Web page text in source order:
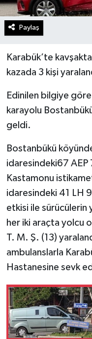
Paylaş
Karabük’te
kazada 3 kişi
Edinilen bilgiye
karayolu
geldi.
Bostanbükü
idaresindeki67 AEP
Kastamonu
idaresindeki 41 LH
etkisi ile sürücülerin
her iki araçta yolcu
T. M. Ş. (13)
ambulanslarla
Hastanesine sevk